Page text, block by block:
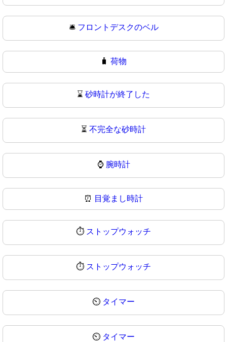
🛎 フロントデスクのベル
🧳 荷物
⌛ 砂時計が終了した
⏳ 不完全な砂時計
⌚ 腕時計
⏰ 目覚まし時計
⏱️ ストップウォッチ
⏱ ストップウォッチ
⏲️ タイマー
⏲ タイマー